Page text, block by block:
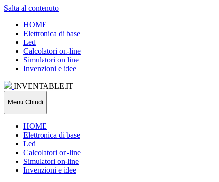
Salta al contenuto
HOME
Elettronica di base
Led
Calcolatori on-line
Simulatori on-line
Invenzioni e idee
INVENTABLE.IT
Menu Chiudi
HOME
Elettronica di base
Led
Calcolatori on-line
Simulatori on-line
Invenzioni e idee